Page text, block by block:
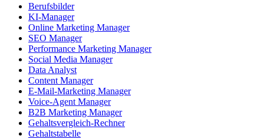
Berufsbilder
KI-Manager
Online Marketing Manager
SEO Manager
Performance Marketing Manager
Social Media Manager
Data Analyst
Content Manager
E-Mail-Marketing Manager
Voice-Agent Manager
B2B Marketing Manager
Gehaltsvergleich-Rechner
Gehaltstabelle